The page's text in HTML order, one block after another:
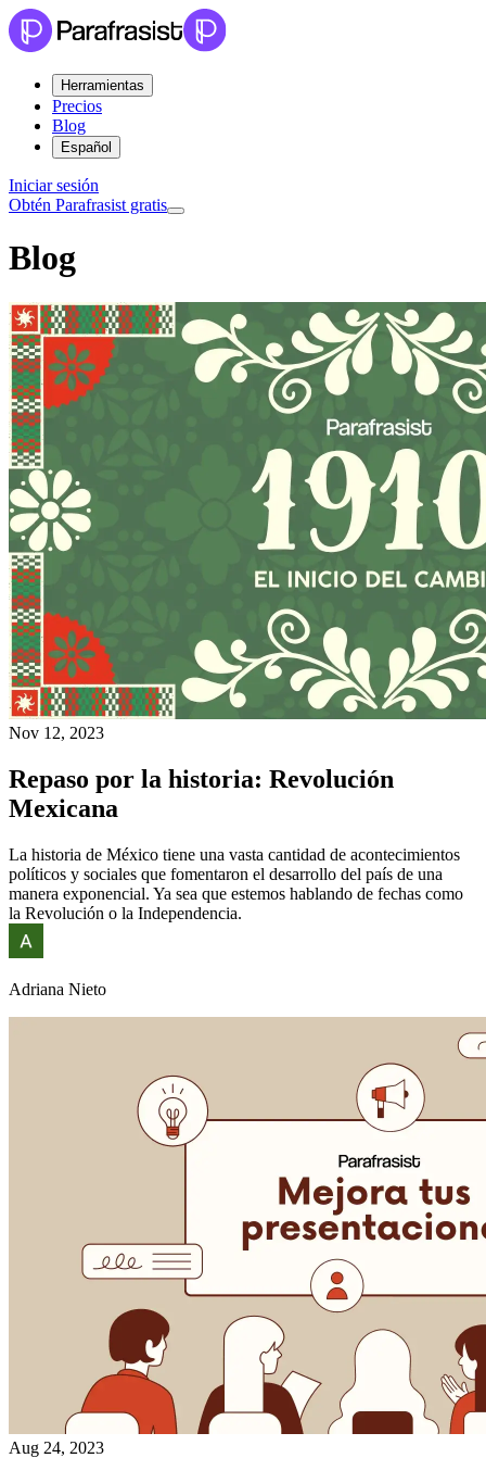
Herramientas
Precios
Blog
Español
Iniciar sesión
Obtén Parafrasist gratis
Blog
Nov 12, 2023
Repaso por la historia: Revolución
Mexicana
La historia de México tiene una vasta cantidad de acontecimientos
políticos y sociales que fomentaron el desarrollo del país de una
manera exponencial. Ya sea que estemos hablando de fechas como
la Revolución o la Independencia.
Adriana Nieto
Aug 24, 2023